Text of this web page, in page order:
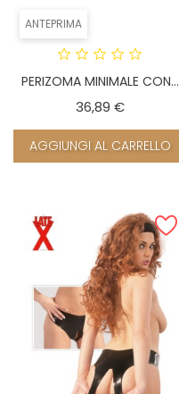
ANTEPRIMA
PERIZOMA MINIMALE CON...
36,89 €Prezzo
AGGIUNGI AL CARRELLO